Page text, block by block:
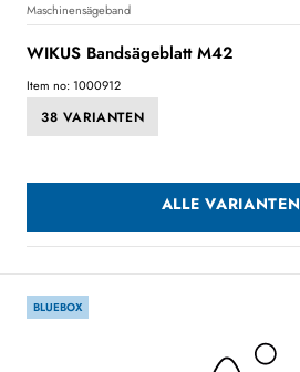
Maschinensägeband
WIKUS Bandsägeblatt M42
Item no: 1000912
38 VARIANTEN
ALLE VARIANTEN
BLUEBOX